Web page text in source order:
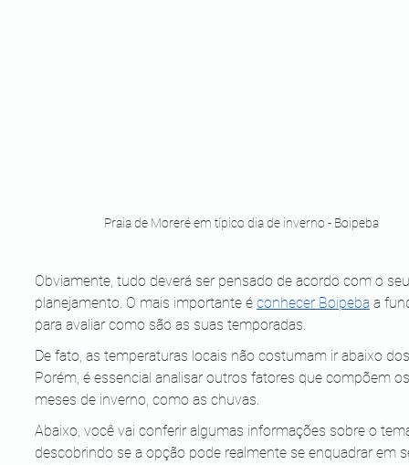
Praia de Moreré em típico dia de inverno - Boipeba
Obviamente, tudo deverá ser pensado de acordo com o
planejamento. O mais importante é conhecer Boipeba a
para avaliar como são as suas temporadas.
De fato, as temperaturas locais não costumam ir abaixo
Porém, é essencial analisar outros fatores que compõem
meses de inverno, como as chuvas.
Abaixo, você vai conferir algumas informações sobre o
descobrindo se a opção pode realmente se enquadrar em